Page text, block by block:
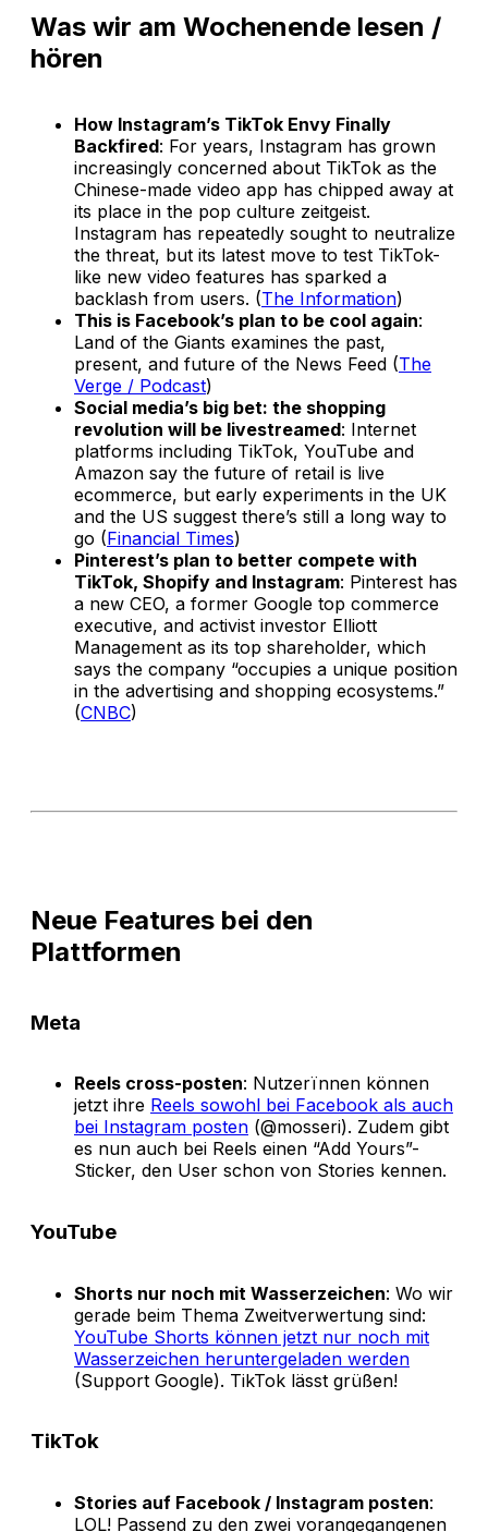
Was wir am Wochenende lesen /
hören
How Instagram’s TikTok Envy Finally
Backfired: For years, Instagram has grown
increasingly concerned about TikTok as the
Chinese-made video app has chipped away at
its place in the pop culture zeitgeist.
Instagram has repeatedly sought to neutralize
the threat, but its latest move to test TikTok-
like new video features has sparked a
backlash from users. (The Information)
This is Facebook’s plan to be cool again:
Land of the Giants examines the past,
present, and future of the News Feed (The
Verge / Podcast)
Social media’s big bet: the shopping
revolution will be livestreamed: Internet
platforms including TikTok, YouTube and
Amazon say the future of retail is live
ecommerce, but early experiments in the UK
and the US suggest there’s still a long way to
go (Financial Times)
Pinterest’s plan to better compete with
TikTok, Shopify and Instagram: Pinterest has
a new CEO, a former Google top commerce
executive, and activist investor Elliott
Management as its top shareholder, which
says the company “occupies a unique position
in the advertising and shopping ecosystems.”
(CNBC)
Neue Features bei den
Plattformen
Meta
Reels cross-posten: Nutzerïnnen können
jetzt ihre Reels sowohl bei Facebook als auch
bei Instagram posten (@mosseri). Zudem gibt
es nun auch bei Reels einen “Add Yours”-
Sticker, den User schon von Stories kennen.
YouTube
Shorts nur noch mit Wasserzeichen: Wo wir
gerade beim Thema Zweitverwertung sind:
YouTube Shorts können jetzt nur noch mit
Wasserzeichen heruntergeladen werden
(Support Google). TikTok lässt grüßen!
TikTok
Stories auf Facebook / Instagram posten:
LOL! Passend zu den zwei vorangegangenen